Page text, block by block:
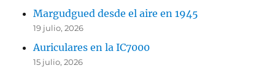
Margudgued desde el aire en 1945
19 julio, 2026
Auriculares en la IC7000
15 julio, 2026